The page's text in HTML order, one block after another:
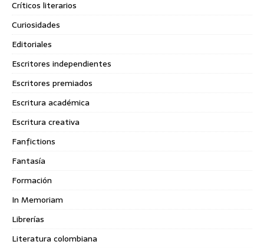
Críticos literarios
Curiosidades
Editoriales
Escritores independientes
Escritores premiados
Escritura académica
Escritura creativa
Fanfictions
Fantasía
Formación
In Memoriam
Librerías
Literatura colombiana